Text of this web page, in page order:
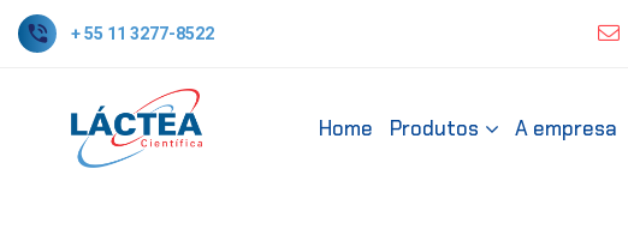
+ 55 11 3277-8522
Home Produtos A empresa